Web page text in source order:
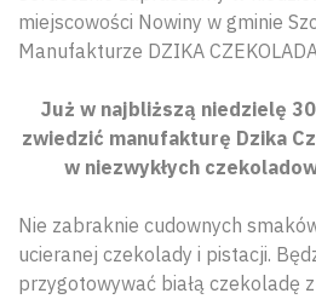
miejscowości Nowiny w gminie
Manufakturze DZIKA
Już w najbliższą niedzielę
zwiedzić manufakturę Dzika
w niezwykłych
Nie zabraknie cudownych
ucieranej czekolady i pistacji.
przygotowywać białą czekoladę